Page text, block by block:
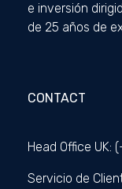
e inversión
de 25 años de
CONTACT
Head Office UK:
Servicio de